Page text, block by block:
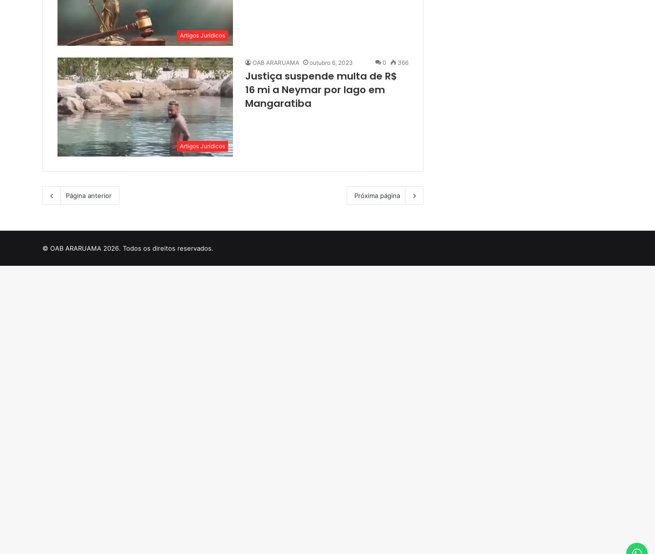
Artigos Jurídicos
Artigos Jurídicos
OAB ARARUAMA outubro 6, 2023 0 366
Justiça suspende multa de R$
16 mi a Neymar por lago em
Mangaratiba
Página anterior Próxima página
© OAB ARARUAMA 2026. Todos os direitos reservados.